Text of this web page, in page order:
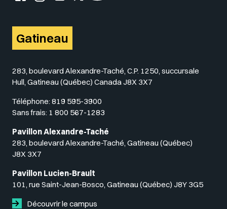
Gatineau
283, boulevard Alexandre-Taché, C.P. 1250, succursale
Hull, Gatineau (Québec) Canada J8X 3X7
Téléphone: 819 595-3900
Sans frais: 1 800 567-1283
Pavillon Alexandre-Taché
283, boulevard Alexandre-Taché, Gatineau (Québec)
J8X 3X7
Pavillon Lucien-Brault
101, rue Saint-Jean-Bosco, Gatineau (Québec) J8Y 3G5
Découvrir le campus